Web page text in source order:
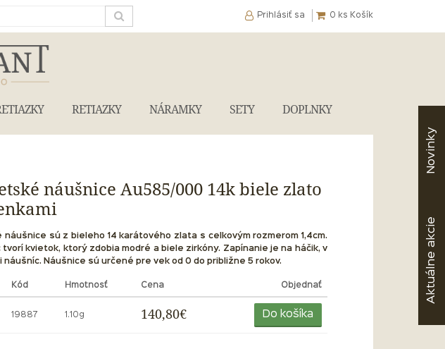
Prihlásiť sa 0 ks Košík
RETIAZKY NÁRAMKY SETY DOPLNKY
Aktuálne
akcie
Novinky
náušnice Au585/000 14k biele zlato
náušnice sú z bieleho 14 karátového zlata s celkovým rozmerom 1,4cm.
tvorí kvietok, ktorý zdobia modré a biele zirkóny. Zapínanie je na háčik, v
náušníc. Náušnice sú určené pre vek od 0 do približne 5 rokov.
Kód Hmotnosť Cena Objednať
19887 1.10g 140,80€ Do košíka